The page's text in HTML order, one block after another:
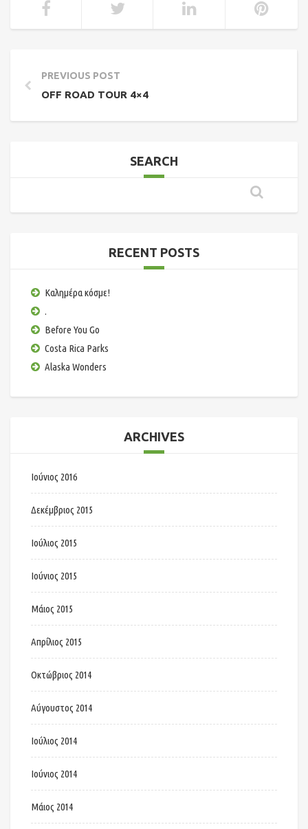
PREVIOUS POST
ΟFF ROAD TOUR 4×4
SEARCH
RECENT POSTS
Καλημέρα κόσμε!
.
Before You Go
Costa Rica Parks
Alaska Wonders
ARCHIVES
Ιούνιος 2016
Δεκέμβριος 2015
Ιούλιος 2015
Ιούνιος 2015
Μάιος 2015
Απρίλιος 2015
Οκτώβριος 2014
Αύγουστος 2014
Ιούλιος 2014
Ιούνιος 2014
Μάιος 2014